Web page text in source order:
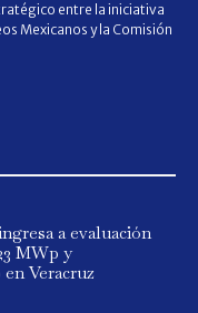
entre la iniciativa
Mexicanos y la Comisión
a evaluación
MWp y
Veracruz